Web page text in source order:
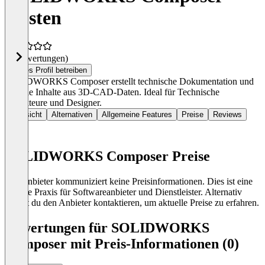
Kosten
(0 Bewertungen)
Dieses Profil betreiben
SOLIDWORKS Composer erstellt technische Dokumentation und
visuelle Inhalte aus 3D-CAD-Daten. Ideal für Technische
Redakteure und Designer.
Übersicht Alternativen Allgemeine Features Preise Reviews
SOLIDWORKS Composer Preise
Der Anbieter kommuniziert keine Preisinformationen. Dies ist eine
übliche Praxis für Softwareanbieter und Dienstleister. Alternativ
kannst du den Anbieter kontaktieren, um aktuelle Preise zu erfahren.
Bewertungen für SOLIDWORKS
Composer mit Preis-Informationen (0)